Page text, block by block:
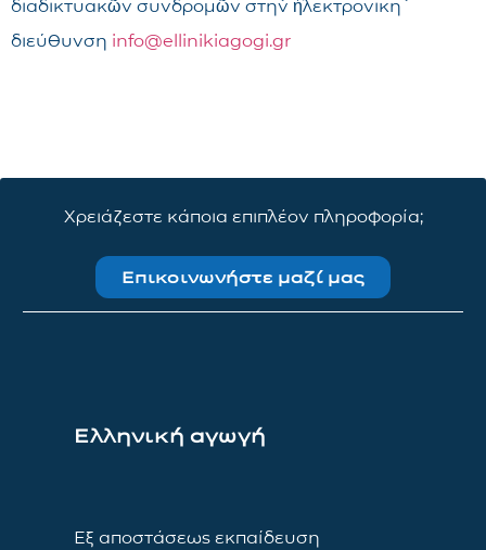
διαδικτυακῶν συνδρομῶν στὴν ἠλεκτρονικὴ
διεύθυνση info@ellinikiagogi.gr
Χρειάζεστε κάποια επιπλέον πληροφορία;
Επικοινωνήστε μαζί μας
Ελληνική αγωγή
Εξ αποστάσεως εκπαίδευση